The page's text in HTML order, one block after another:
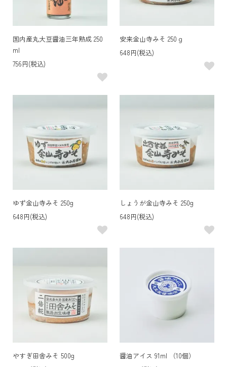
国内産丸大豆醤油三年熟成 250
ml
756円(税込)
安来金山寺みそ 250ｇ
648円(税込)
ゆず金山寺みそ 250g
648円(税込)
しょうが金山寺みそ 250g
648円(税込)
やすぎ田舎みそ 500g
醤油アイス 91ml （10個）